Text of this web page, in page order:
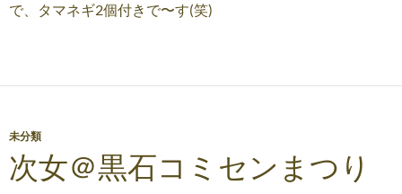
で、タマネギ2個付きで〜す(笑)
未分類
次女＠黒石コミセンまつり